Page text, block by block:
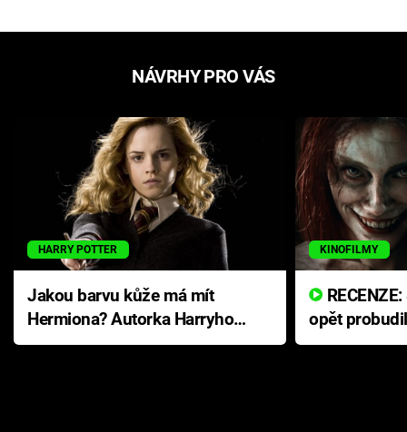
NÁVRHY PRO VÁS
HARRY POTTER
Jakou barvu kůže má mít
Hermiona? Autorka Harryho
Pottera přišla s ráznou
KINOFILMY
opět
přichází s